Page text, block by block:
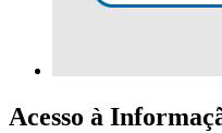
Acesso à